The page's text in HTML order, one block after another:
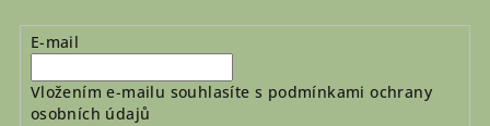
E-mail
Vložením e-mailu souhlasíte s podmínkami ochrany
osobních údajů